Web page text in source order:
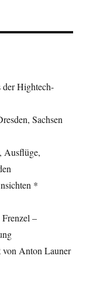
der Hightech-
Sachsen
Ausflüge,
*
–
von Anton Launer